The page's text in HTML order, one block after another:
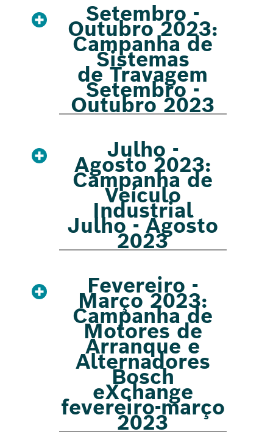
Setembro -
Outubro 2023:
Campanha de
Sistemas
de Travagem
Setembro -
Outubro 2023
Julho -
Agosto 2023:
Campanha de
Veículo
Industrial
Julho - Agosto
2023
Fevereiro -
Março 2023:
Campanha de
Motores de
Arranque e
Alternadores
Bosch
eXchange
fevereiro-março
2023